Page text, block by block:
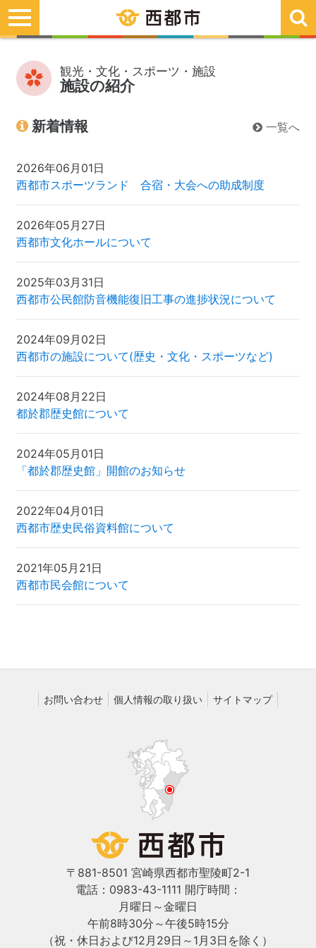
toggle
navigation
観光・文化・スポーツ・施設
施設の紹介
新着情報 一覧へ
2026年06月01日
西都市スポーツランド 合宿・大会への助成制度
2026年05月27日
西都市文化ホールについて
2025年03月31日
西都市公民館防音機能復旧工事の進捗状況について
2024年09月02日
西都市の施設について(歴史・文化・スポーツなど)
2024年08月22日
都於郡歴史館について
2024年05月01日
「都於郡歴史館」開館のお知らせ
2022年04月01日
西都市歴史民俗資料館について
2021年05月21日
西都市民会館について
お問い合わせ 個人情報の取り扱い サイトマップ
〒881-8501 宮崎県西都市聖陵町2-1
電話：0983-43-1111 開庁時間：
月曜日～金曜日
午前8時30分～午後5時15分
（祝・休日および12月29日～1月3日を除く）